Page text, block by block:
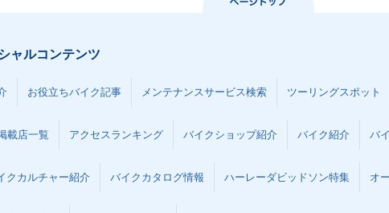
ャルコンテンツ
お役立ちバイク記事 メンテナンスサービス検索 ツーリングスポット
載店一覧 アクセスランキング バイクショップ紹介 バイク紹介 バ
クカルチャー紹介 バイクカタログ情報 ハーレーダビッドソン特集 オ